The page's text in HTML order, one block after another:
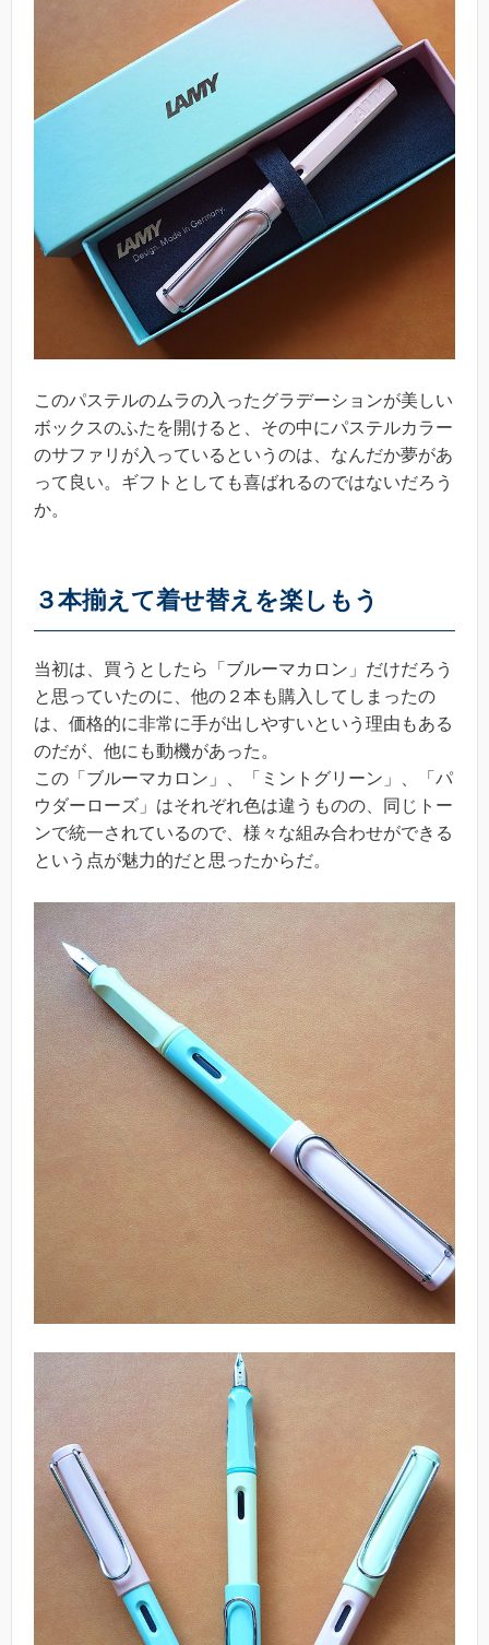
このパステルのムラの入ったグラデーションが美しい
ボックスのふたを開けると、その中にパステルカラー
のサファリが入っているというのは、なんだか夢があ
って良い。ギフトとしても喜ばれるのではないだろう
か。
３本揃えて着せ替えを楽しもう
当初は、買うとしたら「ブルーマカロン」だけだろう
と思っていたのに、他の２本も購入してしまったの
は、価格的に非常に手が出しやすいという理由もある
のだが、他にも動機があった。
この「ブルーマカロン」、「ミントグリーン」、「パ
ウダーローズ」はそれぞれ色は違うものの、同じトー
ンで統一されているので、様々な組み合わせができる
という点が魅力的だと思ったからだ。